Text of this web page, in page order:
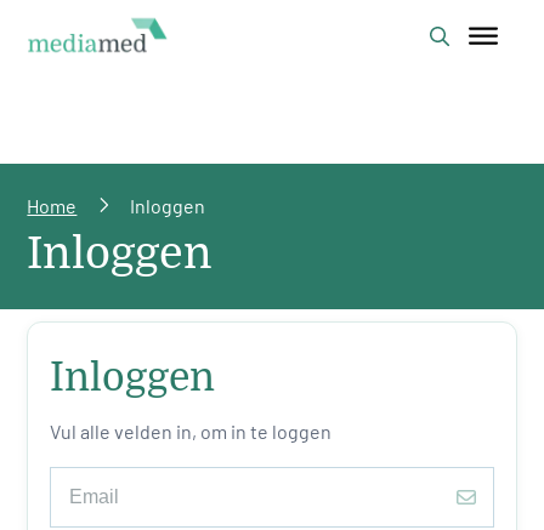
Home Inloggen
Inloggen
Inloggen
Vul alle velden in, om in te loggen